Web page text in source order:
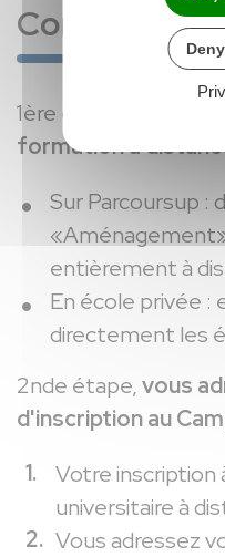
Comment
1ère étape, vous
formation à
Sur Parcoursup :
entièrement à
En école privée
directement les
2nde étape,vous
d'inscription au
Votre
universitaire à
Vous adressez